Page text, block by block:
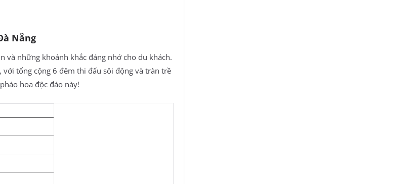
Nẵng
và những khoảnh khắc đáng nhớ cho du khách.
tổng cộng 6 đêm thi đấu sôi động và tràn trề
hoa độc đáo này!